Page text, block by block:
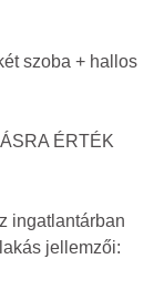
szoba + hallos
ÉRTÉK
ingatlantárban
jellemzői: